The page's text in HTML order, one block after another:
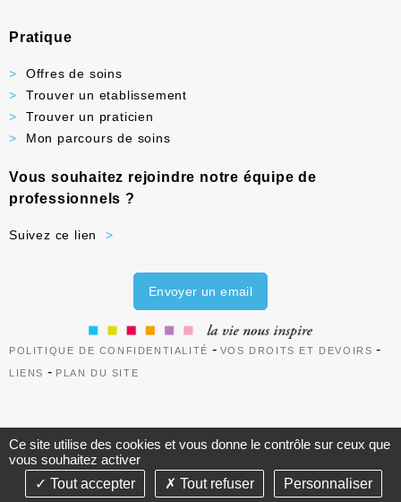
FR
Pratique
Offres de soins
Trouver un etablissement
Trouver un praticien
Mon parcours de soins
Vous souhaitez rejoindre notre équipe de
professionnels ?
Suivez ce lien
Envoyer un email
POLITIQUE DE CONFIDENTIALITÉ - VOS DROITS ET DEVOIRS -
LIENS - PLAN DU SITE
©2021-26 Groupe de Santé CLINIFUTUR - Tous droits
réservés- Création & Réalisation : AnswebMed-Gestion des
Ce site utilise des cookies et vous donne le contrôle sur ceux que
vous souhaitez activer
Tout accepter
Tout refuser Personnaliser